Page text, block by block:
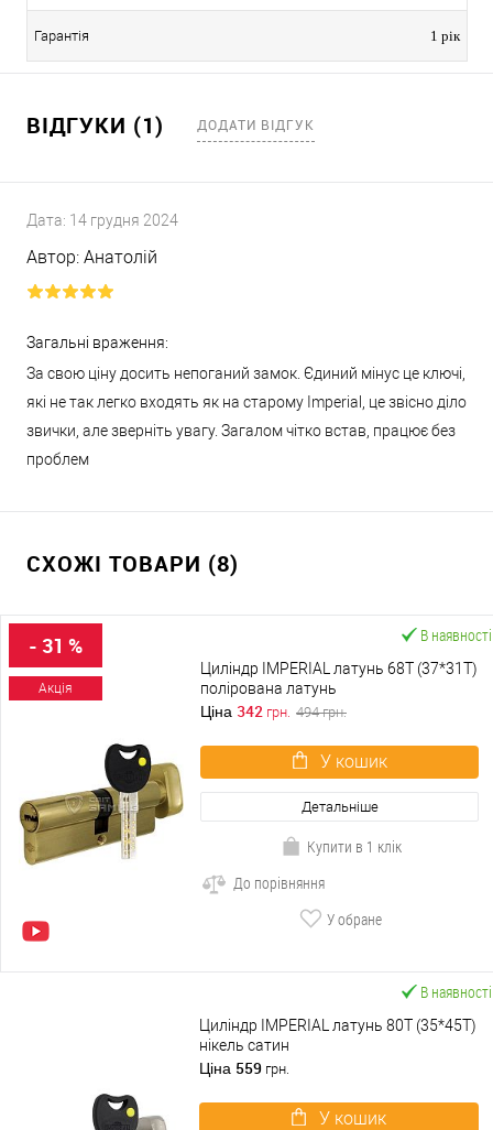
Гарантія 1 рік
ВІДГУКИ (1) ДОДАТИ ВІДГУК
Дата: 14 грудня 2024
Автор: Анатолій
Загальні враження:
За свою ціну досить непоганий замок. Єдиний мінус це ключі,
які не так легко входять як на старому Imperial, це звісно діло
звички, але зверніть увагу. Загалом чітко встав, працює без
проблем
СХОЖІ ТОВАРИ (8)
- 31 %
Акція
В наявності
Циліндр IMPERIAL латунь 68T (37*31T)
полірована латунь
Ціна 342 грн. 494грн.
У кошик
Детальніше
Купити в 1 клік
До порівняння
У обране
В наявності
Циліндр IMPERIAL латунь 80T (35*45T)
нікель сатин
Ціна 559 грн.
У кошик